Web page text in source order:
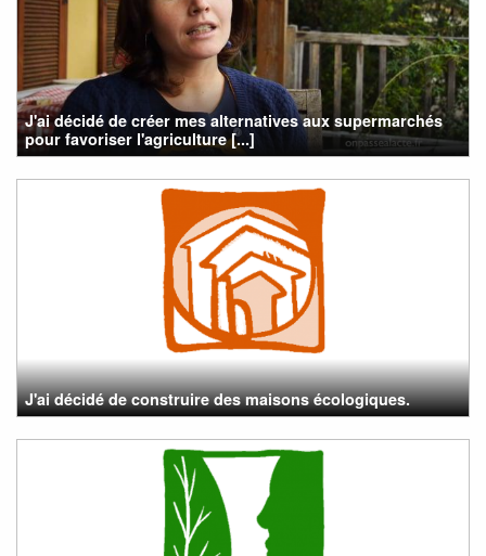
J'ai décidé de créer mes alternatives aux supermarchés
pour favoriser l'agriculture [...]
J'ai décidé de construire des maisons écologiques.